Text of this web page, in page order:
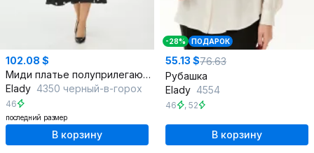
102.08 $
Миди платье полуприлегающего силуэта с вырезом В
Elady 4350 черный-в-горох
46
последний размер
В корзину
-28% ПОДАРОК
55.13 $76.63
Рубашка
Elady 4554
46 , 52
В корзину